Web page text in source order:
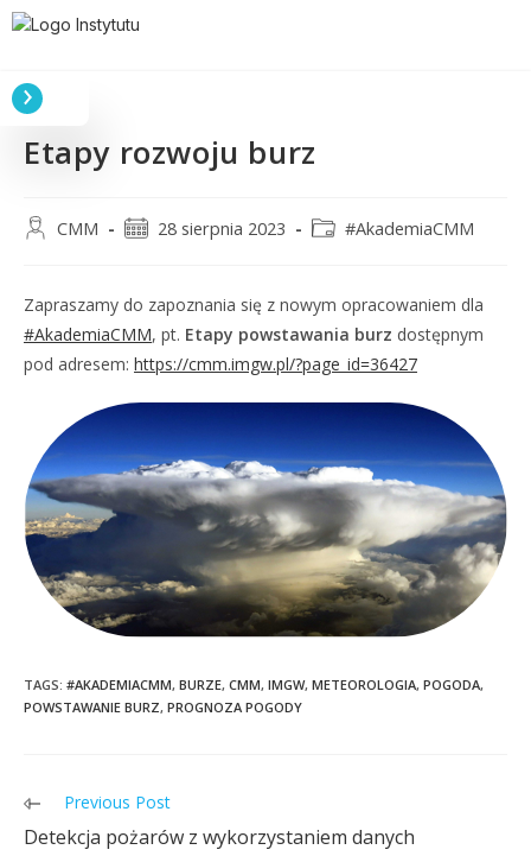
Etapy rozwoju burz
CMM 28 sierpnia 2023 #AkademiaCMM
Zapraszamy do zapoznania się z nowym opracowaniem dla
#AkademiaCMM, pt. Etapy powstawania burz dostępnym
pod adresem: https://cmm.imgw.pl/?page_id=36427
TAGS: #AKADEMIACMM, BURZE, CMM, IMGW, METEOROLOGIA, POGODA,
POWSTAWANIE BURZ, PROGNOZA POGODY
Previous Post
Detekcja pożarów z wykorzystaniem danych